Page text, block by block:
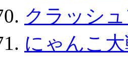
クラッシ
にゃんこ